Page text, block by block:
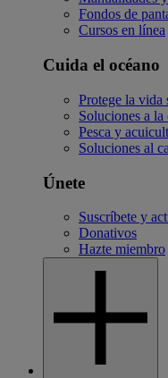
Fondos de
Cursos en línea
Cuida el océano
Protege la vida
Soluciones a
Pesca y
Soluciones al
Únete
Suscríbete y
Donativos
Hazte miembro